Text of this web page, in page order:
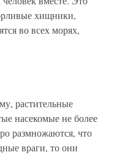
хищники,
во всех морях,
растительные
насекомые не более
размножаются, что
враги, то они